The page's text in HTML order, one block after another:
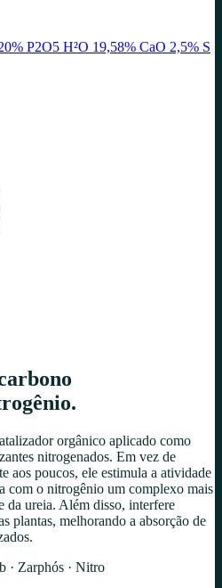
P2O5 H²O 19,58% CaO 2,5% S
orgânico aplicado como
nitrogenados. Em vez de
aos poucos, ele estimula a atividade
com o nitrogênio um complexo mais
da ureia. Além disso, interfere
plantas, melhorando a absorção de
· Zarphós · Nitro